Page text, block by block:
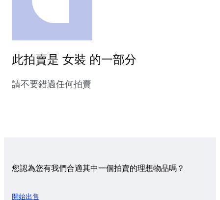
此拍賣是 女裝 的一部分
請不要錯過任何拍賣
您認為您有我們合適其中一個拍賣的理想物品嗎？
開始出售